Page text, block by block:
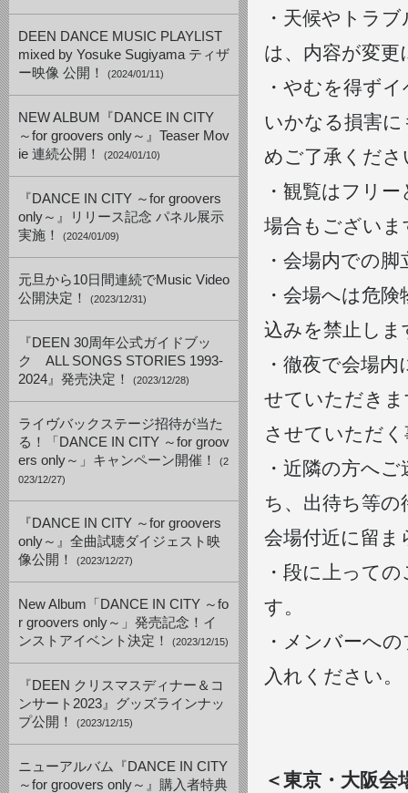
DEEN DANCE MUSIC PLAYLIST
mixed by Yosuke Sugiyama ティザ
ー映像 公開！
(2024/01/11)
NEW ALBUM『DANCE IN CITY
～for groovers only～』Teaser Mov
ie 連続公開！
(2024/01/10)
『DANCE IN CITY ～for groovers
only～』リリース記念 パネル展示
実施！
(2024/01/09)
元旦から10日間連続でMusic Video
公開決定！
(2023/12/31)
『DEEN 30周年公式ガイドブッ
ク ALL SONGS STORIES 1993-
2024』発売決定！
(2023/12/28)
ライヴバックステージ招待が当た
る！「DANCE IN CITY ～for groov
ers only～」キャンペーン開催！
(2
023/12/27)
『DANCE IN CITY ～for groovers
only～』全曲試聴ダイジェスト映
像公開！
(2023/12/27)
New Album「DANCE IN CITY ～fo
r groovers only～」発売記念！イ
ンストアイベント決定！
(2023/12/15)
『DEEN クリスマスディナー＆コ
ンサート2023』グッズラインナッ
プ公開！
(2023/12/15)
ニューアルバム『DANCE IN CITY
～for groovers only～』購入者特典
・天候やトラ
は、内容が変
・やむを得ず
いかなる損害
めご了承くださ
・観覧はフリ
場合もございま
・会場内での
・会場へは危
込みを禁止しま
・徹夜で会場
せていただき
させていただ
・近隣の方へ
ち、出待ち等
会場付近に留
・段に上って
す。
・メンバーへ
入れください。
＜東京・大阪会